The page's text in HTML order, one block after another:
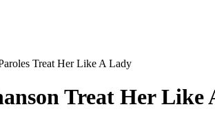
Treat Her Like A Lady
Treat Her Like